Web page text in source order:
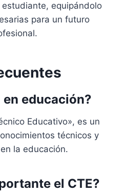
equipándolo
para un futuro
en educación?
Educativo», es un
técnicos y
la educación.
el CTE?